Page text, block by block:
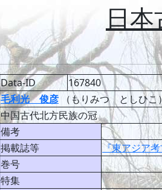
日
Data-ID
167840
毛利光 俊彦 （もりみつ としひこ）
中国古代北方民族の冠
備考
掲載誌等
『東アジア
巻号
特集